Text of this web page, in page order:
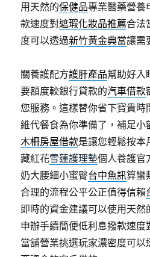
用天然的保健品專業醫藥營養
款速度對遮瑕化妝品推薦合法
度可以透過新竹黃金典當讓需
關養護配方護肝產品幫助好入
要額度較銀行貸款的汽車借款
您服務。這樣替你省下寶貴時
維代餐食為你準備了，補足
木柵房屋借款是讓您輕鬆按本
藏紅花雪蓮護理墊個人養護官
奶大腰細小蜜臀台中魚訊算蠻
合理的流程公平公正值得信賴
即時的資金建議可以使用天然
申辦手續簡便低利息撥款速度
當舖營業挑選玩家濃密度可以